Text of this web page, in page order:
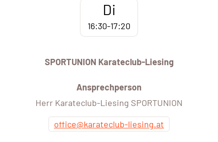
Di
16:30-17:20
SPORTUNION Karateclub-Liesing
Ansprechperson
Herr Karateclub-Liesing SPORTUNION
office@karateclub-liesing.at